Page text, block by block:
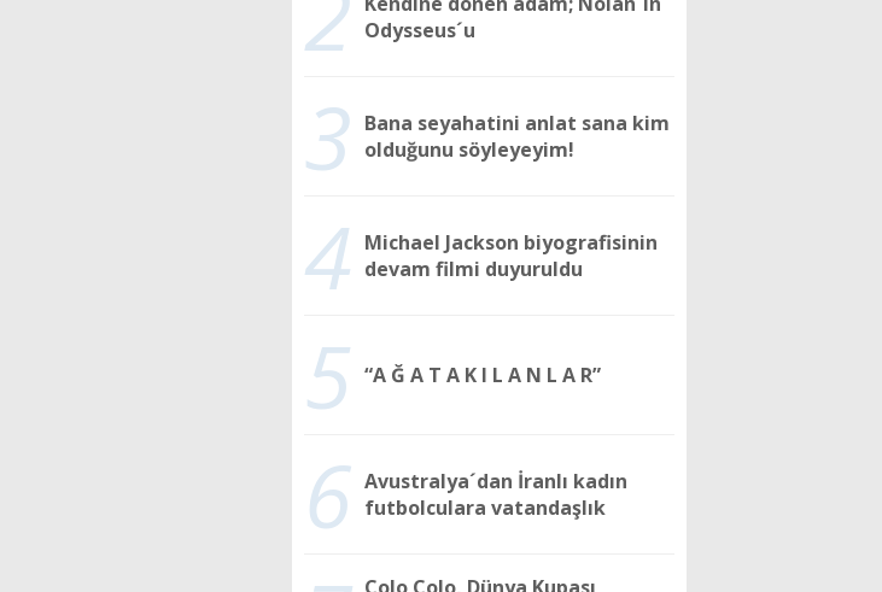
Odysseus´u
3 Bana seyahatini anlat sana kim
olduğunu söyleyeyim!
4 Michael Jackson biyografisinin
devam filmi duyuruldu
5 “A Ğ A T A K I L A N L A R”
6 Avustralya´dan İranlı kadın
futbolculara vatandaşlık